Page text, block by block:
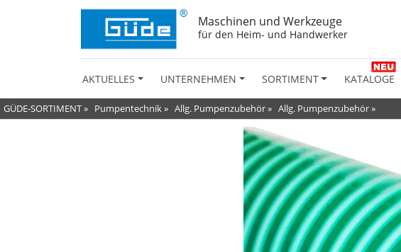
Maschinen und Werkzeuge
für den Heim- und Handwerker
AKTUELLES UNTERNEHMEN SORTIMENT KATALOGE
GÜDE-SORTIMENT» Pumpentechnik» Allg. Pumpenzubehör» Allg. Pumpenzubehör»